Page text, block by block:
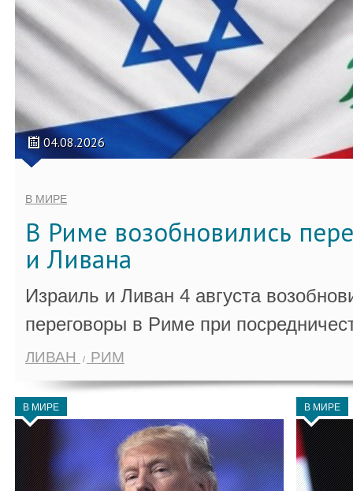
04.08.2026
В МИРЕ
В Риме возобновились
и Ливана
Израиль и Ливан 4 августа
переговоры в Риме при
ЛИВАН РИМ
В МИРЕ В МИРЕ